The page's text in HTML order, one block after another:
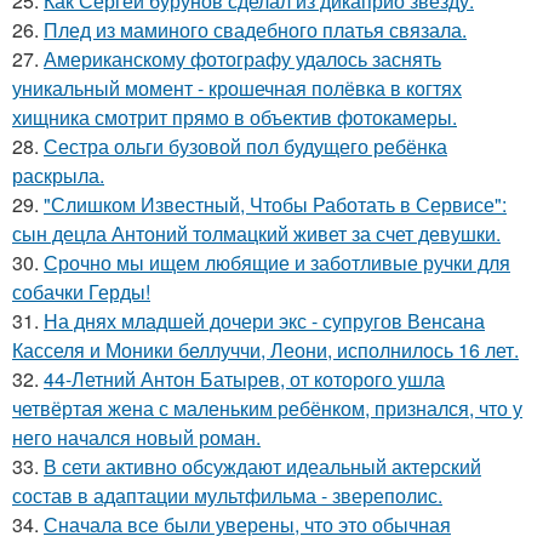
26. Плед из маминого свадебного платья связала.
27. Американскому фотографу удалось заснять
уникальный момент - крошечная полёвка в когтях
хищника смотрит прямо в объектив фотокамеры.
28. Сестра ольги бузовой пол будущего ребёнка
раскрыла.
29. "Слишком Известный, Чтобы Работать в Сервисе":
сын децла Антоний толмацкий живет за счет девушки.
30. Срочно мы ищем любящие и заботливые ручки для
собачки Герды!
31. На днях младшей дочери экс - супругов Венсана
Касселя и Моники беллуччи, Леони, исполнилось 16 лет.
32. 44-Летний Антон Батырев, от которого ушла
четвёртая жена с маленьким ребёнком, признался, что у
него начался новый роман.
33. В сети активно обсуждают идеальный актерский
состав в адаптации мультфильма - звереполис.
34. Сначала все были уверены, что это обычная